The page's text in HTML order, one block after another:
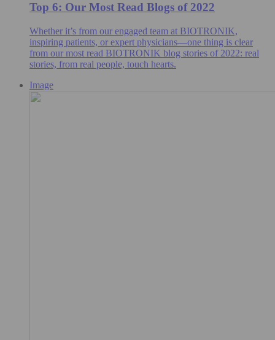
Top 6: Our Most Read Blogs of 2022
Whether it’s from our engaged team at BIOTRONIK,
inspiring patients, or expert physicians—one thing is clear
from our most read BIOTRONIK blog stories of 2022: real
stories, from real people, touch hearts.
Image